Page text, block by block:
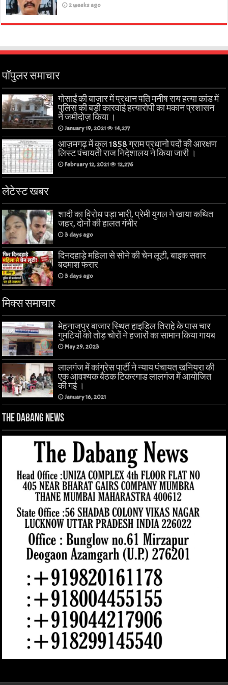
2 weeks ago
पॉपुलर समाचार
गोसाईं की बाज़ार में प्रधान पति मनीष राय हत्या कांड में
पुलिस की बड़ी कारवाई हत्यारोपी का मकान प्रशासन
ने जमीदोज़ किया ।
January 19, 2021 14,277
आज़मगढ़ में कुल 1858 ग्राम प्रधानो पदों की आरक्षण
लिस्ट पंचायती राज निदेशालय ने किया जारी ।
February 12, 2021 12,276
लेटेस्ट खबर
शादी का विरोध पड़ा भारी, प्रेमी युगल ने खाया कथित
जहर, दोनों की हालत गंभीर
3 days ago
दिनदहाड़े महिला से सोने की चेन लूटी, बाइक सवार
बदमाश फरार
3 days ago
मिक्स समाचार
मेहनाजपुर बाजार स्थित हाइडिल तिराहे के पास चार
गुमटियों को तोड़ चोरों ने हजारों का सामान किया गायब
May 29, 2023
लालगंज में कांग्रेस पार्टी ने न्याय पंचायत खनियरा की
एक आवश्यक बैठक टिकरगाड लालगंज में आयोजित
की गई ।
January 16, 2021
The Dabang News